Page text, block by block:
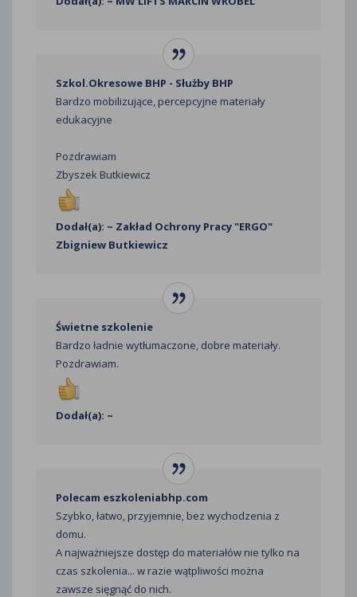
Szkol.Okresowe BHP - Służby BHP
Bardzo mobilizujące, percepcyjne materiały
edukacyjne
Pozdrawiam
Zbyszek Butkiewicz
Dodał(a): ~ Zakład Ochrony Pracy "ERGO"
Zbigniew Butkiewicz
Świetne szkolenie
Bardzo ładnie wytłumaczone, dobre materiały.
Pozdrawiam.
Dodał(a): ~
Polecam eszkoleniabhp.com
Szybko, łatwo, przyjemnie, bez wychodzenia z
domu.
A najważniejsze dostęp do materiałów nie tylko na
czas szkolenia... w razie wątpliwości można
zawsze sięgnąć do nich.